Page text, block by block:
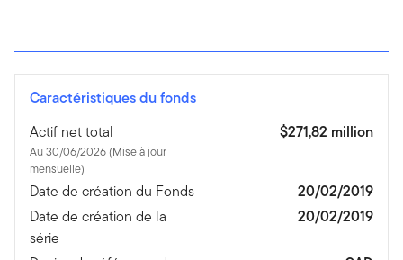
Caractéristiques du fonds
Actif net total
Au 30/06/2026 (Mise à jour
mensuelle)
$271,82 million
Date de création du Fonds
20/02/2019
Date de création de la
série
20/02/2019